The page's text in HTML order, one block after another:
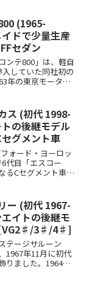
(1965-
ドで少量生産
セダン
ンテ800」は、軽自
していた同社初の
年の東京モーター
ス (初代 1998-
の後継モデル
グメント車
ォード・ヨーロッ
代目「エスコー
るCセグメント車
ー (初代 1967-
イトの後継モ
[VG2♯/3♯/4♯]
テージサルーン
1967年11月に初代
りました。1964年